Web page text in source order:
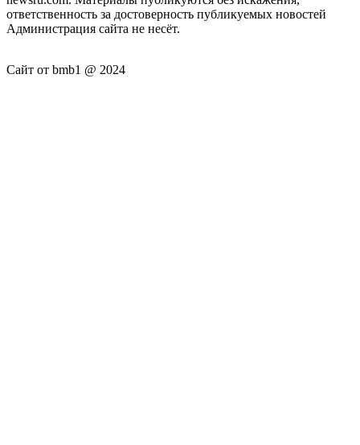
ответственность за достоверность публикуемых новостей
Администрация сайта не несёт.
Сайт от bmb1 @ 2024